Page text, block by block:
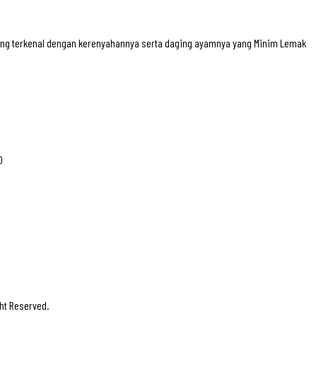
terkenal dengan kerenyahannya serta daging ayamnya yang Minim Lemak
Reserved.